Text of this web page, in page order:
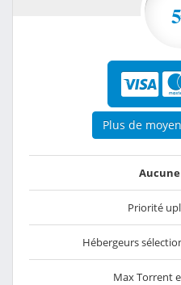
Plus de
Aucune
Priorité
Hébergeurs
Max Torrent